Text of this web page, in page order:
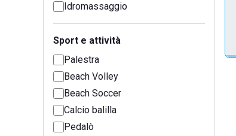
Idromassaggio
Sport e attività
Palestra
Beach Volley
Beach Soccer
Calcio balilla
Pedalò